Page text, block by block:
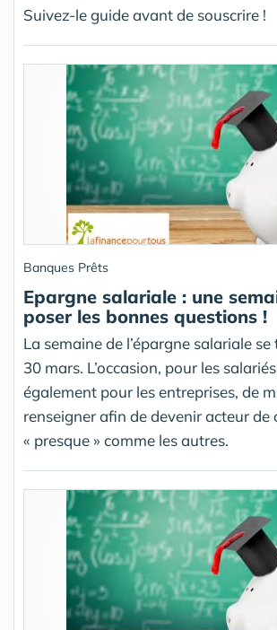
Suivez-le guide avant de souscrire !
Banques Prêts
Epargne salariale : une
poser les bonnes questions !
La semaine de l’épargne salariale
30 mars. L’occasion, pour les
également pour les entreprises, de
renseigner afin de devenir acteur de
« presque » comme les autres.